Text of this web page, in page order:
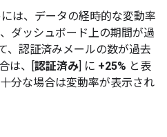
は、データの経時的な変動率
ダッシュボード上の期間が過
、認証済みメールの数が過去
は、[ 認証済み ] に +25% と表
分な場合は変動率が表示され